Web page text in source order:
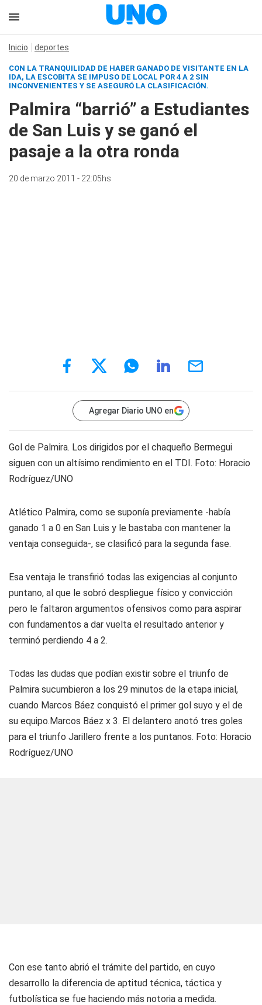
Inicio deportes
CON LA TRANQUILIDAD DE HABER GANADO DE VISITANTE EN LA
IDA, LA ESCOBITA SE IMPUSO DE LOCAL POR 4 A 2 SIN
INCONVENIENTES Y SE ASEGURÓ LA CLASIFICACIÓN.
Palmira “barrió” a Estudiantes
de San Luis y se ganó el
pasaje a la otra ronda
20 de marzo 2011 - 22:05hs
Agregar Diario UNO en
Gol de Palmira. Los dirigidos por el chaqueño Bermegui
siguen con un altísimo rendimiento en el TDI. Foto: Horacio
Rodríguez/UNO
Atlético Palmira, como se suponía previamente -había
ganado 1 a 0 en San Luis y le bastaba con mantener la
ventaja conseguida-, se clasificó para la segunda fase.
Esa ventaja le transfirió todas las exigencias al conjunto
puntano, al que le sobró despliegue físico y convicción
pero le faltaron argumentos ofensivos como para aspirar
con fundamentos a dar vuelta el resultado anterior y
terminó perdiendo 4 a 2.
Todas las dudas que podían existir sobre el triunfo de
Palmira sucumbieron a los 29 minutos de la etapa inicial,
cuando Marcos Báez conquistó el primer gol suyo y el de
su equipo.Marcos Báez x 3. El delantero anotó tres goles
para el triunfo Jarillero frente a los puntanos. Foto: Horacio
Rodríguez/UNO
Con ese tanto abrió el trámite del partido, en cuyo
desarrollo la diferencia de aptitud técnica, táctica y
futbolística se fue haciendo más notoria a medida.